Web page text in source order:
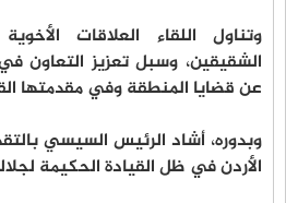
وتناول اللقاء العلاقات
الشقيقين، وسبل تعزيز التعاون
عن قضايا المنطقة وفي مقدمتها
وبدوره، أشاد الرئيس السيسي
الأردن في ظل القيادة الحكيمة